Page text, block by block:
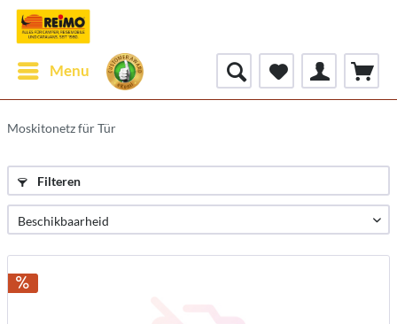
Menu
Moskitonetz für Tür
Filteren